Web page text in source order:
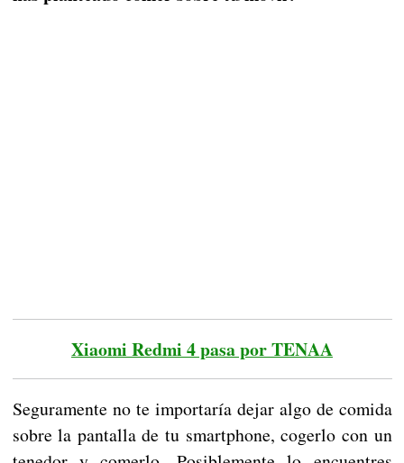
Xiaomi Redmi 4 pasa por TENAA
Seguramente no te importaría dejar algo de comida
sobre la pantalla de tu smartphone, cogerlo con un